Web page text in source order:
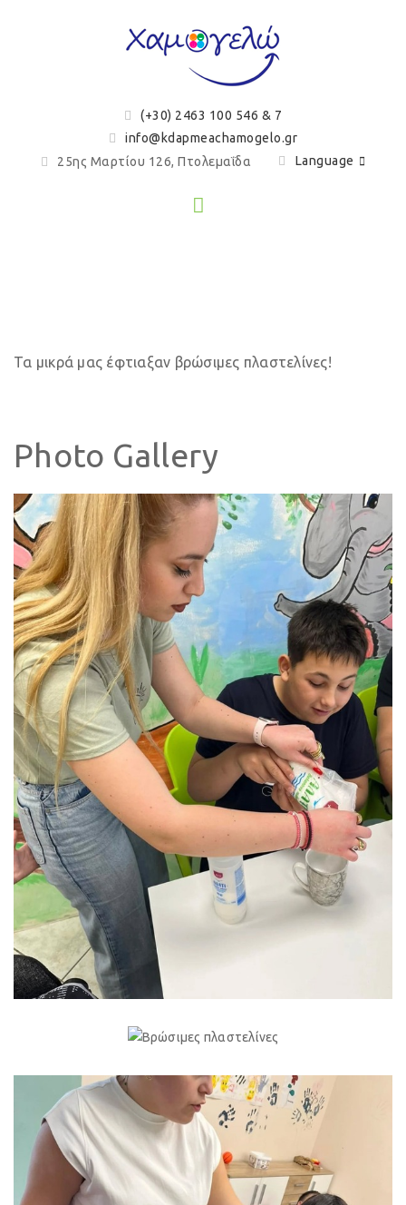
(+30) 2463 100 546 & 7
info@kdapmeachamogelo.gr
25ης Μαρτίου 126, Πτολεμαΐδα
Language
Τα μικρά μας έφτιαξαν βρώσιμες πλαστελίνες!
Photo Gallery